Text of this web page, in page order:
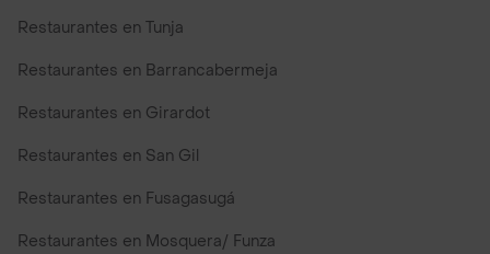
Restaurantes en Tunja
Restaurantes en Barrancabermeja
Restaurantes en Girardot
Restaurantes en San Gil
Restaurantes en Fusagasugá
Restaurantes en Mosquera/ Funza